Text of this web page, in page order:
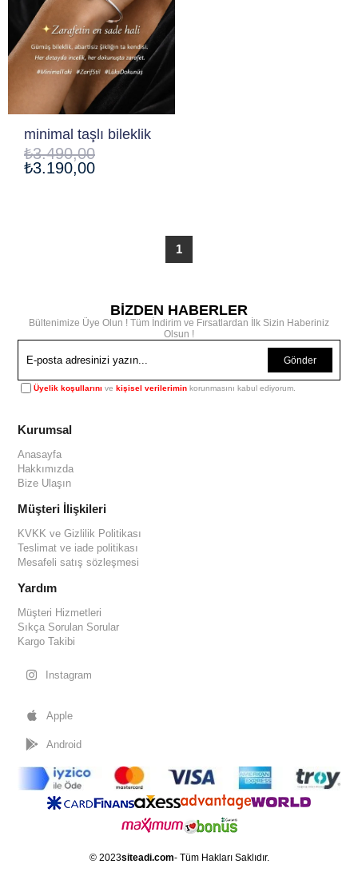
minimal taşlı bileklik
₺3.190,00
₺3.490,00
1
BİZDEN HABERLER
Bültenimize Üye Olun ! Tüm İndirim ve Fırsatlardan İlk Sizin Haberiniz
Olsun !
Gönder
Üyelik koşullarını vekişisel verilerimin korunmasını kabul ediyorum.
Kurumsal
Anasayfa
Hakkımızda
Bize Ulaşın
Müşteri İlişkileri
KVKK ve Gizlilik Politikası
Teslimat ve iade politikası
Mesafeli satış sözleşmesi
Yardım
Müşteri Hizmetleri
Sıkça Sorulan Sorular
Kargo Takibi
Instagram
Apple
Android
© 2023siteadi.com- Tüm Hakları Saklıdır.